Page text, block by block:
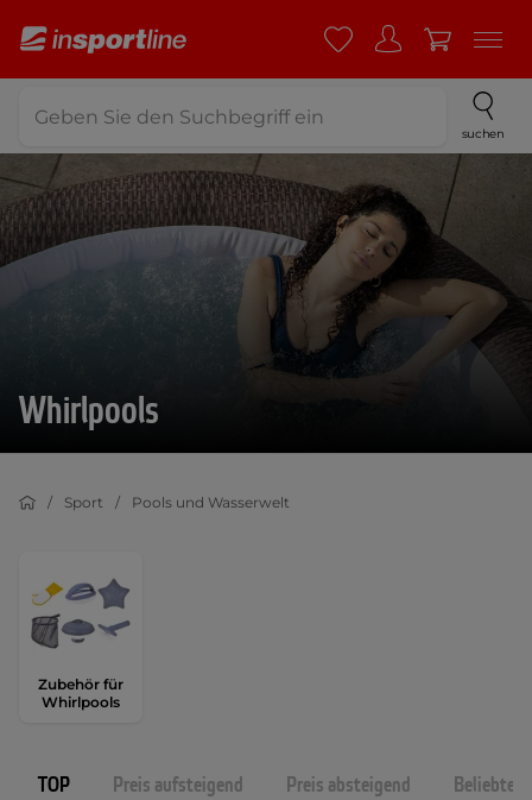
suchen
Whirlpools
Sport Pools und Wasserwelt
Zubehör für
Whirlpools
TOP Preis aufsteigend Preis absteigend